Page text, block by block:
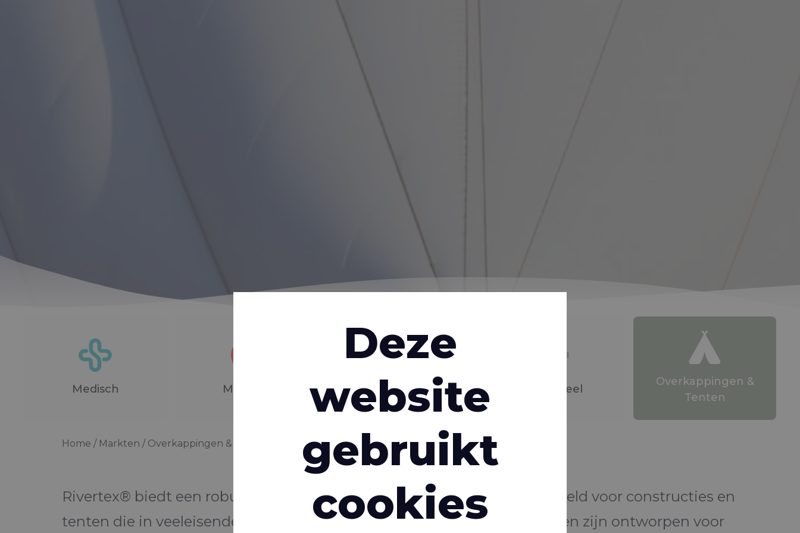
Medisch Maritiem
Persoonlijke
bescherming
Industrieel
Overkappingen &
Tenten
Home Markten Overkappingen & Tenten
Rivertex® biedt een robuuste selectie weefsels die speciaal zijn ontwikkeld voor constructies en
tenten die in veeleisende omgevingen worden gebruikt. Onze materialen zijn ontworpen voor
Deze
website
gebruikt
cookies